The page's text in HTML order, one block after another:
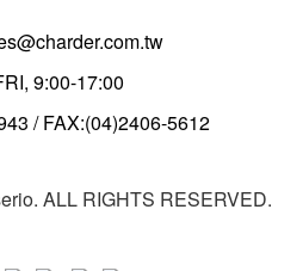
9:00-17:00
/ FAX:(04)2406-5612
ALL RIGHTS RESERVED.